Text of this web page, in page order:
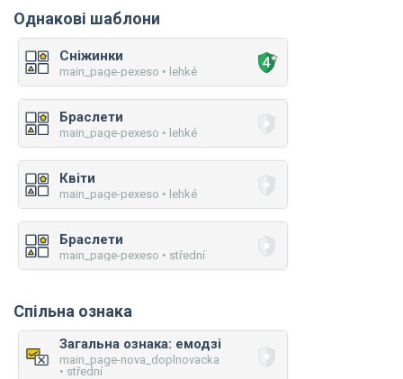
Однакові шаблони
Сніжинки
main_page-pexeso • lehké
Браслети
main_page-pexeso • lehké
Квіти
main_page-pexeso • lehké
Браслети
main_page-pexeso • střední
Спільна ознака
Загальна ознака: емодзі
main_page-nova_doplnovacka
• střední